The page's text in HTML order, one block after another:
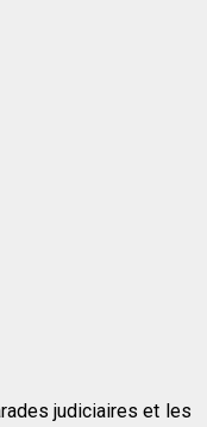
judiciaires et les